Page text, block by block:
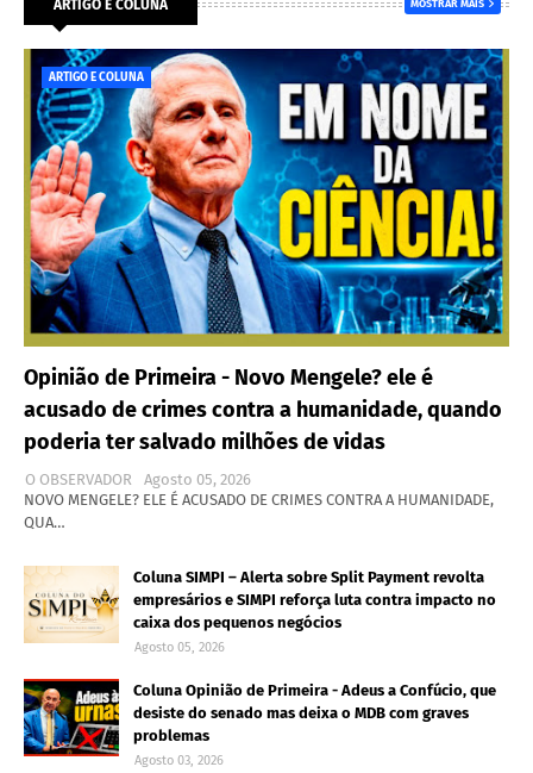
ARTIGO E COLUNA MOSTRAR MAIS
ARTIGO E COLUNA
Opinião de Primeira - Novo Mengele? ele é
acusado de crimes contra a humanidade, quando
poderia ter salvado milhões de vidas
O OBSERVADOR
Agosto 05, 2026
NOVO MENGELE? ELE É ACUSADO DE CRIMES CONTRA A HUMANIDADE,
QUA…
Coluna SIMPI – Alerta sobre Split Payment revolta
empresários e SIMPI reforça luta contra impacto no
caixa dos pequenos negócios
Agosto 05, 2026
Coluna Opinião de Primeira - Adeus a Confúcio, que
desiste do senado mas deixa o MDB com graves
problemas
Agosto 03, 2026